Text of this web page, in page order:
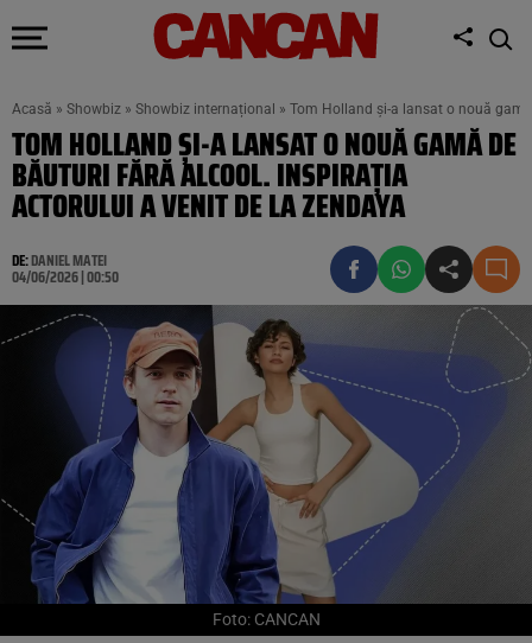
Acasă » Showbiz » Showbiz internațional » Tom Holland și-a lansat o nouă
TOM HOLLAND ȘI-A LANSAT O NOUĂ GAMĂ DE
BĂUTURI FĂRĂ ALCOOL. INSPIRAȚIA
ACTORULUI A VENIT DE LA ZENDAYA
DE:DANIEL MATEI
04/06/2026 | 00:50
Foto: CANCAN